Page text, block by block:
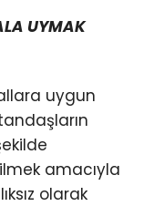
UYMAK
uygun
amacıyla
olarak